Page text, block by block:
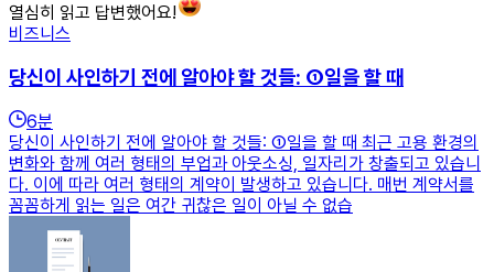
열심히 읽고 답변했어요!
비즈니스
당신이 사인하기 전에 알아야 할 것들: ①일을 할 때
6분
당신이 사인하기 전에 알아야 할 것들: ①일을 할 때 최근 고용 환경의
변화와 함께 여러 형태의 부업과 아웃소싱, 일자리가 창출되고 있습니
다. 이에 따라 여러 형태의 계약이 발생하고 있습니다. 매번 계약서를
꼼꼼하게 읽는 일은 여간 귀찮은 일이 아닐 수 없습